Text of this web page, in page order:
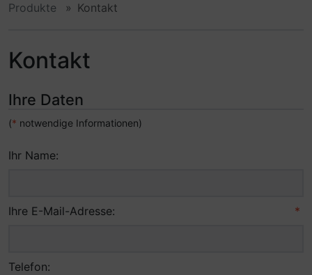
Produkte Kontakt
Kontakt
Ihre Daten
(* notwendige Informationen)
Ihr Name:
Ihre E-Mail-Adresse: *
Telefon: